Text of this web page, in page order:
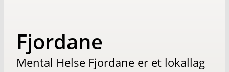
Fjordane
Mental Helse Fjordane er et lokallag